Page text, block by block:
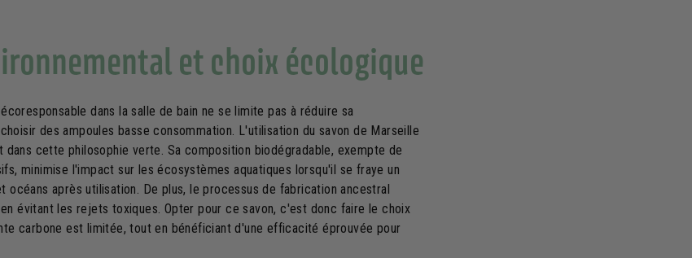
et choix écologique
dans la salle de bain ne se limite pas à réduire sa
des ampoules basse consommation. L'utilisation du savon de Marseille
dans cette philosophie verte. Sa composition biodégradable, exempte de
minimise l'impact sur les écosystèmes aquatiques lorsqu'il se fraye un
océans après utilisation. De plus, le processus de fabrication ancestral
évitant les rejets toxiques. Opter pour ce savon, c'est donc faire le choix
carbone est limitée, tout en bénéficiant d'une efficacité éprouvée pour